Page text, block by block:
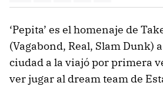
‘Pepita’ es el homenaje de
(Vagabond, Real, Slam Dunk)
ciudad a la viajó por primera
ver jugar al dream team de